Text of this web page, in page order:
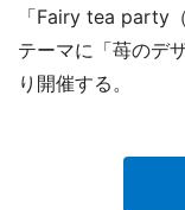
「Fairy tea party
テーマに「苺のデ
り開催する。